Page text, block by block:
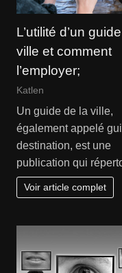
L’utilité d’un
ville et comment
l’employer;
Katlen
Un guide de la ville,
également appelé
destination, est une
publication qui
Voir article complet